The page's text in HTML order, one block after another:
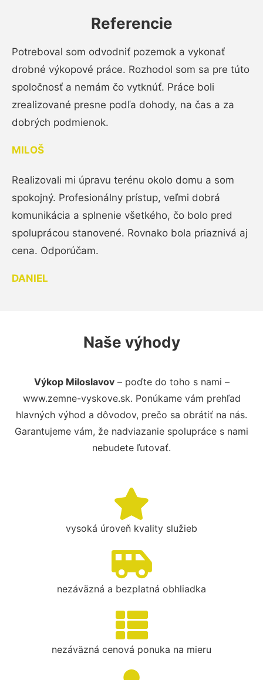
Referencie
Potreboval som odvodniť pozemok a vykonať
drobné výkopové práce. Rozhodol som sa pre túto
spoločnosť a nemám čo vytknúť. Práce boli
zrealizované presne podľa dohody, na čas a za
dobrých podmienok.
MILOŠ
Realizovali mi úpravu terénu okolo domu a som
spokojný. Profesionálny prístup, veľmi dobrá
komunikácia a splnenie všetkého, čo bolo pred
spoluprácou stanovené. Rovnako bola priaznivá aj
cena. Odporúčam.
DANIEL
Naše výhody
Výkop Miloslavov– poďte do toho s nami –
www.zemne-vyskove.sk. Ponúkame vám prehľad
hlavných výhod a dôvodov, prečo sa obrátiť na nás.
Garantujeme vám, že nadviazanie spolupráce s nami
nebudete ľutovať.
vysoká úroveň kvality služieb
nezáväzná a bezplatná obhliadka
nezáväzná cenová ponuka na mieru